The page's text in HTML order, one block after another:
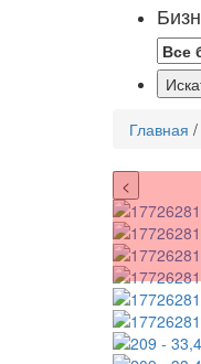
Главная /
<